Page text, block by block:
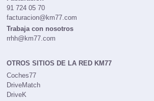
91 724 05 70
facturacion@km77.com
Trabaja con nosotros
rrhh@km77.com
OTROS SITIOS DE LA RED KM77
Coches77
DriveMatch
DriveK